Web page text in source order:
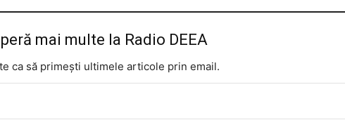
mai multe la Radio DEEA
ca să primești ultimele articole prin email.